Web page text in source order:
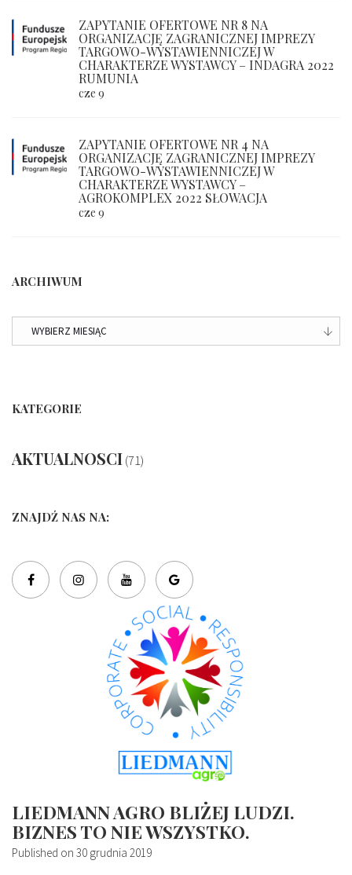
ZAPYTANIE OFERTOWE NR 8 NA
ORGANIZACJĘ ZAGRANICZNEJ IMPREZY
TARGOWO-WYSTAWIENNICZEJ W
CHARAKTERZE WYSTAWCY – INDAGRA 2022
RUMUNIA
cze 9
ZAPYTANIE OFERTOWE NR 4 NA
ORGANIZACJĘ ZAGRANICZNEJ IMPREZY
TARGOWO-WYSTAWIENNICZEJ W
CHARAKTERZE WYSTAWCY –
AGROKOMPLEX 2022 SŁOWACJA
cze 9
ARCHIWUM
ARCHIWUM
KATEGORIE
AKTUALNOSCI(71)
ZNAJDŹ NAS NA:
LIEDMANN AGRO BLIŻEJ LUDZI.
BIZNES TO NIE WSZYSTKO.
Published on 30 grudnia 2019